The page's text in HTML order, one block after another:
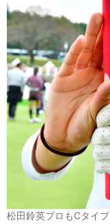
松田鈴英プロもCタイプ